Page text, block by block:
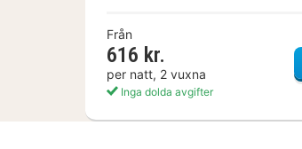
Från
616 kr.
per natt, 2 vuxna
Inga dolda avgifter